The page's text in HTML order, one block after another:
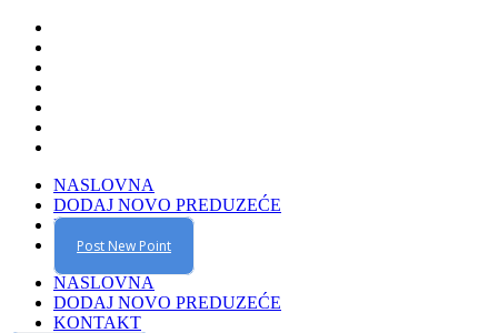
NASLOVNA
DODAJ NOVO PREDUZEĆE
KONTAKT
Post New Point
NASLOVNA
DODAJ NOVO PREDUZEĆE
KONTAKT